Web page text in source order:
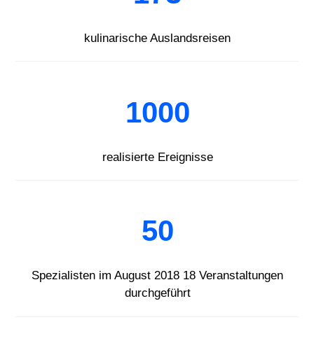
kulinarische Auslandsreisen
1000
realisierte Ereignisse
50
Spezialisten im August 2018 18 Veranstaltungen
durchgeführt